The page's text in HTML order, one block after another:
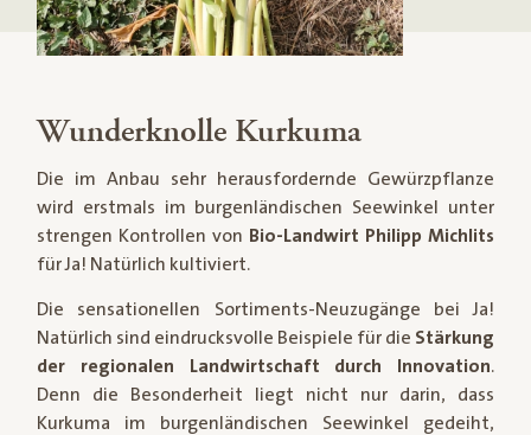
Wunderknolle Kurkuma
Die im Anbau sehr herausfordernde Gewürzpflanze
wird erstmals im burgenländischen Seewinkel unter
strengen Kontrollen von Bio-Landwirt Philipp Michlits
für Ja! Natürlich kultiviert.
Die sensationellen Sortiments-Neuzugänge bei Ja!
Natürlich sind eindrucksvolle Beispiele für die Stärkung
der regionalen Landwirtschaft durch Innovation.
Denn die Besonderheit liegt nicht nur darin, dass
Kurkuma im burgenländischen Seewinkel gedeiht,